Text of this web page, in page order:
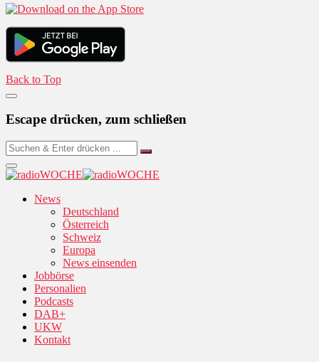
Back to Top
Escape drücken, zum schließen
News
Deutschland
Österreich
Schweiz
Europa
News einsenden
Jobbörse
Personalien
Podcasts
DAB+
UKW
Kontakt